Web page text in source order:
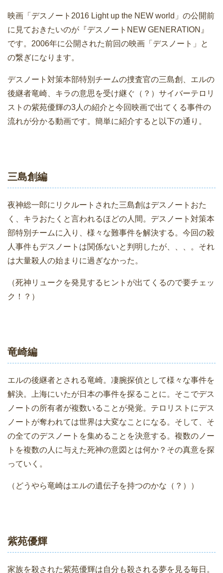
映画「デスノート2016 Light up the NEW world」の公開前
に見ておきたいのが『デスノートNEW GENERATION』
です。2006年に公開された前回の映画「デスノート」と
の繋ぎになります。
デスノート対策本部特別チームの捜査官の三島創、エルの
後継者竜崎、キラの意思を受け継ぐ（？）サイバーテロリ
ストの紫苑優輝の3人の紹介と今回映画で出てくる事件の
流れが分かる動画です。簡単に紹介すると以下の通り。
三島創編
夜神総一郎にリクルートされた三島創はデスノートおた
く、キラおたくと言われるほどの人間。デスノート対策本
部特別チームに入り、様々な難事件を解決する。今回の殺
人事件もデスノートは関係ないと判明したが、、、。それ
は大量殺人の始まりに過ぎなかった。
（死神リュークを発見するヒントが出てくるので要チェッ
ク！？）
竜崎編
エルの後継者とされる竜崎。凄腕探偵として様々な事件を
解決。上海にいたが日本の事件を探ることに。そこでデス
ノートの所有者が複数いることが発覚。テロリストにデス
ノートが奪われては世界は大変なことになる。そして、そ
の全てのデスノートを集めることを決意する。複数のノー
トを複数の人に与えた死神の意図とは何か？その真意を探
っていく。
（どうやら竜崎はエルの遺伝子を持つのかな（？））
紫苑優輝
家族を殺された紫苑優輝は自分も殺される夢を見る毎日。